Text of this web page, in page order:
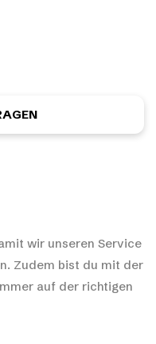
wir unseren Service
Zudem bist du mit der
auf der richtigen